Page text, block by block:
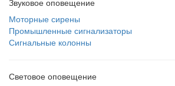
Звуковое оповещение
Моторные сирены
Промышленные сигнализаторы
Сигнальные колонны
Световое оповещение